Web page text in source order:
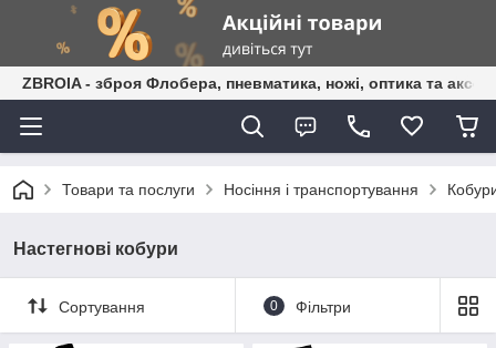
ZBROIA - зброя Флобера, пневматика, ножі, оптика та
Товари та послуги Носіння і транспортування
Настегнові кобури
Сортування 0 Фільтри